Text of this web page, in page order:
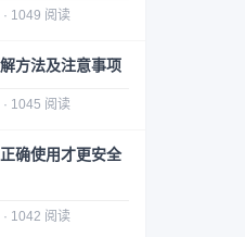
1049 阅读
方法及注意事项
1045 阅读
确使用才更安全
1042 阅读